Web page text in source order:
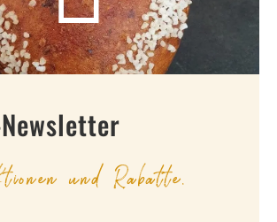
und Rabatte.